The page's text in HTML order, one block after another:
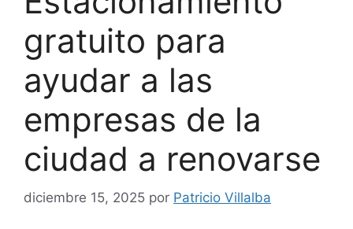
gratuito para
ayudar a las
empresas de la
ciudad a renovarse
diciembre 15, 2025 por Patricio Villalba